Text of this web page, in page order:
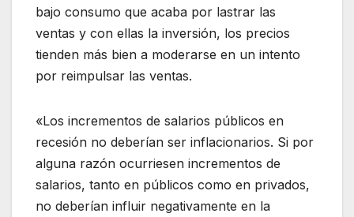
bajo consumo que acaba por lastrar las
ventas y con ellas la inversión, los precios
tienden más bien a moderarse en un intento
por reimpulsar las ventas.
«Los incrementos de salarios públicos en
recesión no deberían ser inflacionarios. Si por
alguna razón ocurriesen incrementos de
salarios, tanto en públicos como en privados,
no deberían influir negativamente en la